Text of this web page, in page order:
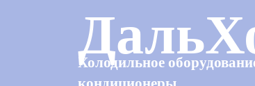
Холодильное